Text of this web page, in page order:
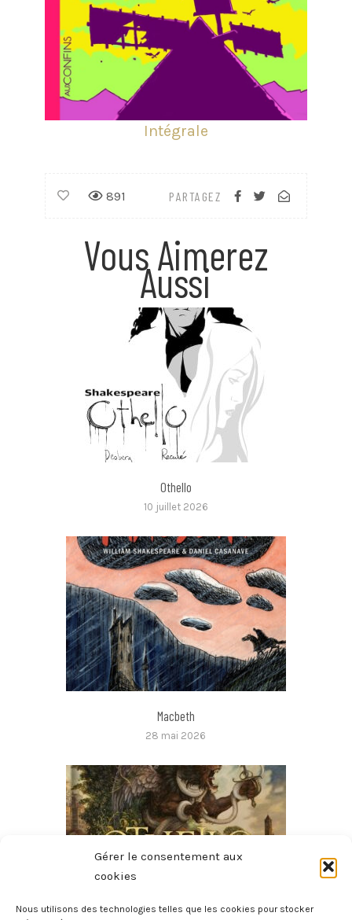
Gérer le consentement aux
cookies
Nous utilisons des technologies telles que les cookies pour stocker
Intégrale
PARTAGEZ
891
Vous Aimerez
Aussi
Othello
10 juillet 2026
Macbeth
28 mai 2026